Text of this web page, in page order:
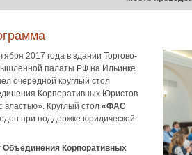
2017 года в здании Торгово-
палаты РФ на Ильинке
очередной круглый стол
Корпоративных Юристов
Круглый стол «ФАС
при поддержке юридической
Объединения Корпоративных